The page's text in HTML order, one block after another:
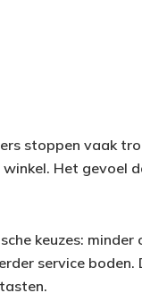
stoppen vaak
Het gevoel
keuzes: minder
service